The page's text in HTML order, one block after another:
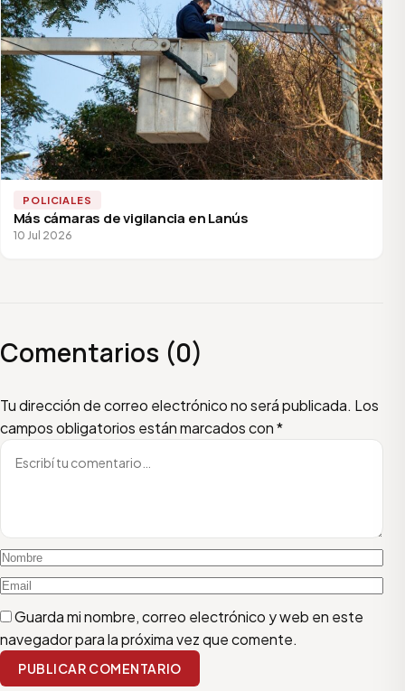
POLICIALES
Más cámaras de vigilancia en Lanús
10 Jul 2026
Comentarios (0)
Tu dirección de correo electrónico no será publicada. Los
campos obligatorios están marcados con*
Escribí tu comentario
Nombre
Email
Guarda mi nombre, correo electrónico y web en este
navegador para la próxima vez que comente.
PUBLICAR COMENTARIO